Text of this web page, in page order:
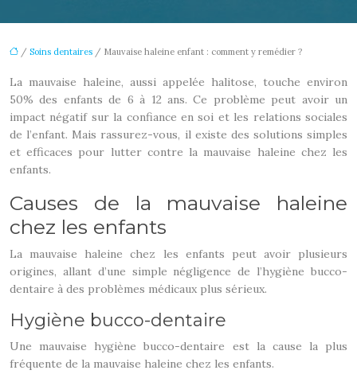
/ Soins dentaires / Mauvaise haleine enfant : comment y remédier ?
La mauvaise haleine, aussi appelée halitose, touche environ
50% des enfants de 6 à 12 ans. Ce problème peut avoir un
impact négatif sur la confiance en soi et les relations sociales
de l’enfant. Mais rassurez-vous, il existe des solutions simples
et efficaces pour lutter contre la mauvaise haleine chez les
enfants.
Causes de la mauvaise haleine
chez les enfants
La mauvaise haleine chez les enfants peut avoir plusieurs
origines, allant d’une simple négligence de l’hygiène bucco-
dentaire à des problèmes médicaux plus sérieux.
Hygiène bucco-dentaire
Une mauvaise hygiène bucco-dentaire est la cause la plus
fréquente de la mauvaise haleine chez les enfants.